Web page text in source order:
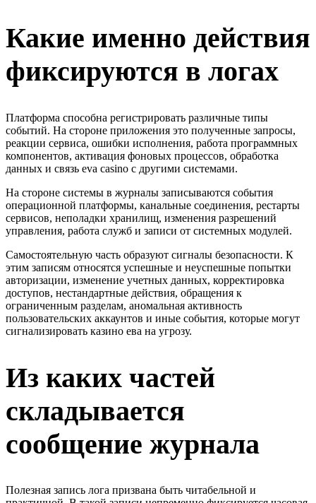
Какие именно действия
фиксируются в логах
Платформа способна регистрировать различные типы
событий. На стороне приложения это полученные запросы,
реакции сервиса, ошибки исполнения, работа программных
компонентов, активация фоновых процессов, обработка
данных и связь eva casino с другими системами.
На стороне системы в журналы записываются события
операционной платформы, канальные соединения, рестарты
сервисов, неполадки хранилищ, изменения разрешений
управления, работа служб и записи от системных модулей.
Самостоятельную часть образуют сигналы безопасности. К
этим записям относятся успешные и неуспешные попытки
авторизации, изменение учетных данных, корректировка
доступов, нестандартные действия, обращения к
ограниченным разделам, аномальная активность
пользовательских аккаунтов и иные события, которые могут
сигнализировать казино ева на угрозу.
Из каких частей
складывается
сообщение журнала
Полезная запись лога призвана быть читабельной и